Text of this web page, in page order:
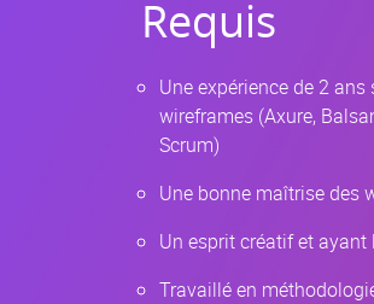
Requis
Une expérience de 2
wireframes (Axure,
Scrum)
Une bonne maîtrise des
Un esprit créatif et
Travaillé en